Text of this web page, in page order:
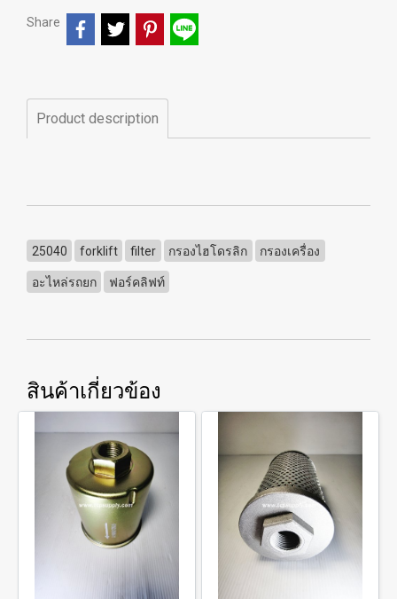
Share
Product description
25040 forklift filter กรองไฮโดรลิก กรองเครื่อง
อะไหล่รถยก ฟอร์คลิฟท์
สินค้าเกี่ยวข้อง